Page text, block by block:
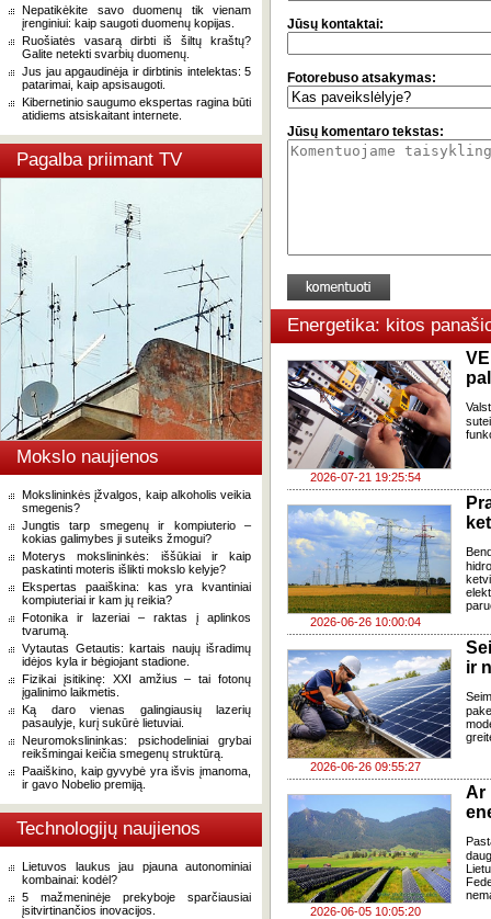
Nepatikėkite savo duomenų tik vienam
įrenginiui: kaip saugoti duomenų kopijas.
Ruošiatės vasarą dirbti iš šiltų kraštų?
Galite netekti svarbių duomenų.
Jus jau apgaudinėja ir dirbtinis intelektas: 5
patarimai, kaip apsisaugoti.
Kibernetinio saugumo ekspertas ragina būti
atidiems atsiskaitant internete.
Pagalba priimant TV
Mokslo naujienos
Mokslininkės įžvalgos, kaip alkoholis veikia
smegenis?
Jungtis tarp smegenų ir kompiuterio –
kokias galimybes ji suteiks žmogui?
Moterys mokslininkės: iššūkiai ir kaip
paskatinti moteris išlikti mokslo kelyje?
Ekspertas paaiškina: kas yra kvantiniai
kompiuteriai ir kam jų reikia?
Fotonika ir lazeriai – raktas į aplinkos
tvarumą.
Vytautas Getautis: kartais naujų išradimų
idėjos kyla ir bėgiojant stadione.
Fizikai įsitikinę: XXI amžius – tai fotonų
įgalinimo laikmetis.
Ką daro vienas galingiausių lazerių
pasaulyje, kurį sukūrė lietuviai.
Neuromokslininkas: psichodeliniai grybai
reikšmingai keičia smegenų struktūrą.
Paaiškino, kaip gyvybė yra išvis įmanoma,
ir gavo Nobelio premiją.
Technologijų naujienos
Lietuvos laukus jau pjauna autonominiai
kombainai: kodėl?
5 mažmeninėje prekyboje sparčiausiai
įsitvirtinančios inovacijos.
Jūsų kontaktai:
Fotorebuso atsakymas:
Jūsų komentaro tekstas:
Energetika: kitos
2026-07-21 19:25:54
2026-06-26 10:00:04
2026-06-26 09:55:27
ir
2026-06-05 10:05:20
Ar